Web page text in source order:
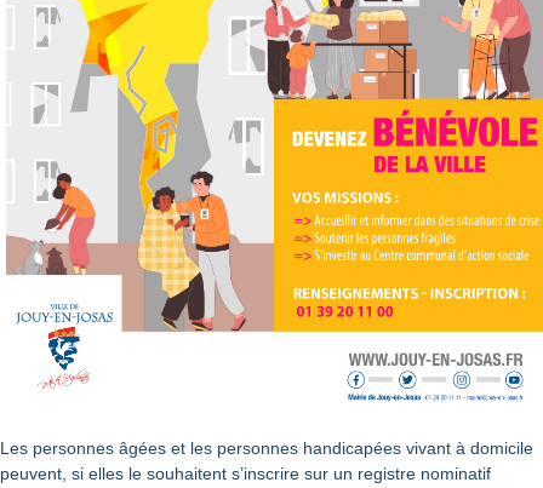
Les personnes âgées et les personnes handicapées vivant à domicile
peuvent, si elles le souhaitent s’inscrire sur un registre nominatif